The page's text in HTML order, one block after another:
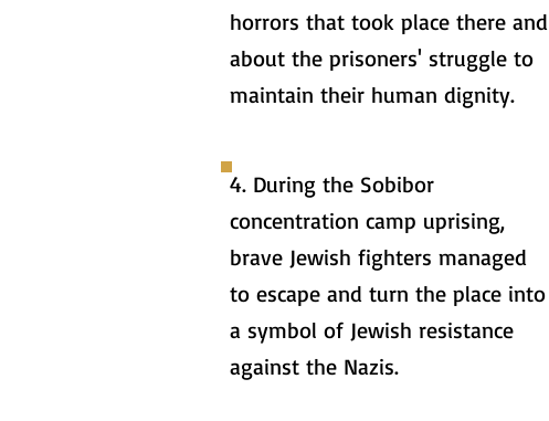
horrors that took place there and
about the prisoners' struggle to
maintain their human dignity.
4. During the Sobibor
concentration camp uprising,
brave Jewish fighters managed
to escape and turn the place into
a symbol of Jewish resistance
against the Nazis.